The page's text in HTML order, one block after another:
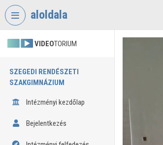
Fejléc kihagyása
aloldala
VIDEOTORIUM
SZEGEDI RENDÉSZETI
SZAKGIMNÁZIUM
Intézményi kezdőlap
Bejelentkezés